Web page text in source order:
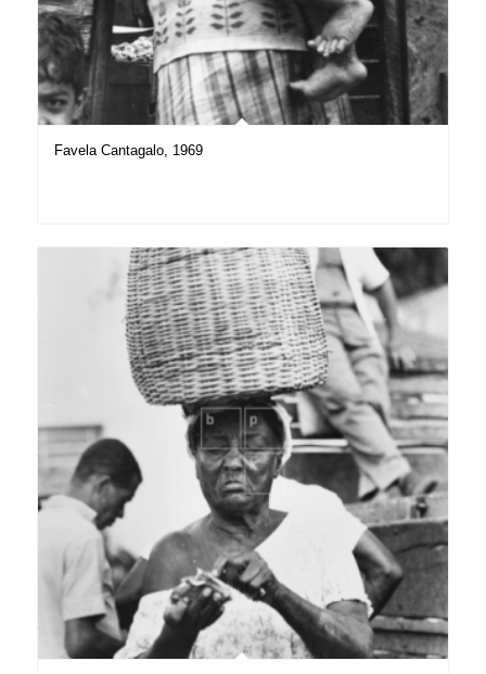
Favela Cantagalo, 1969